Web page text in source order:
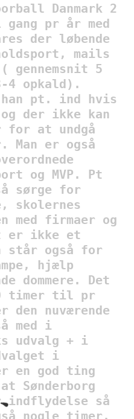
Danmark 2
pr år med
der løbende
mails
gennemsnit 5
4 opkald).
han pt. ind hvis
der ikke kan
for at undgå
er også
og MVP. Pt
sørge for
skolernes
med firmaer og
er ikke et
står også for
hjælp
dommere. Det
timer til pr
den nuværende
med i
udvalg + i
i
en god ting
Sønderborg
indflydelse så
nogle timer.